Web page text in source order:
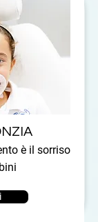
è il sorriso